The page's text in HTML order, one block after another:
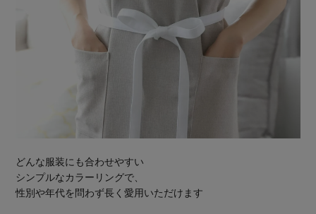
どんな服装にも合わせやすい
シンプルなカラーリングで、
性別や年代を問わず長く愛用いただけます